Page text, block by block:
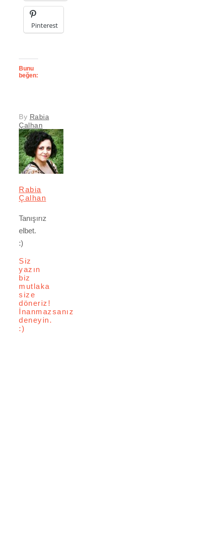
Pinterest
Bunu
beğen:
By Rabia
Çalhan
Rabia
Çalhan
Tanışırız
elbet.
:)
Siz
yazın
biz
mutlaka
size
döneriz!
İnanmazsanız
deneyin.
:)